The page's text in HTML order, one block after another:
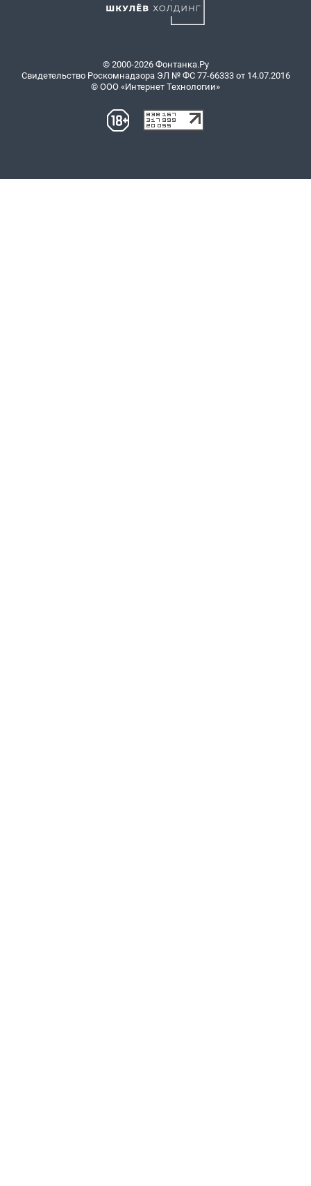
© 2000-2026 Фонтанка.Ру
Свидетельство Роскомнадзора ЭЛ № ФС 77-66333 от 14.07.2016
© ООО «Интернет Технологии»